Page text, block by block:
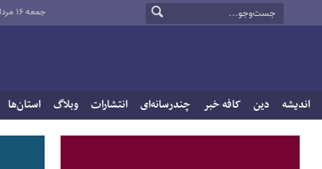
جمعه ۱۶ مرداد ۱۴۰۵
اندیشه دین کافه خبر چندرسانه‌ای انتشارات وبلاگ استان‌ها